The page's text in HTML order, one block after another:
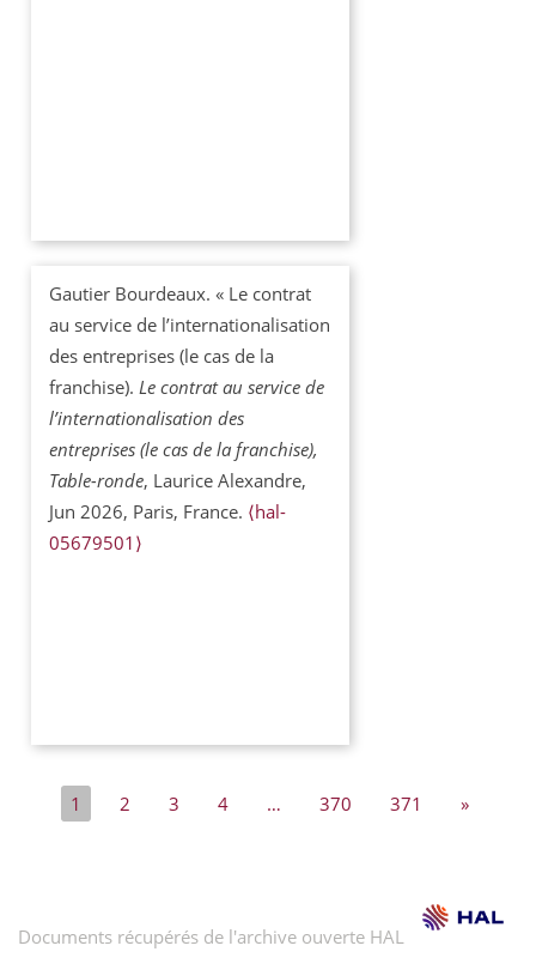
Gautier Bourdeaux. « Le contrat
au service de l’internationalisation
des entreprises (le cas de la
franchise). Le contrat au service de
l’internationalisation des
entreprises (le cas de la franchise),
Table-ronde, Laurice Alexandre,
Jun 2026, Paris, France. ⟨hal-
05679501⟩
1 2 3 4 … 370 371 »
Documents récupérés de l'archive ouverte HAL